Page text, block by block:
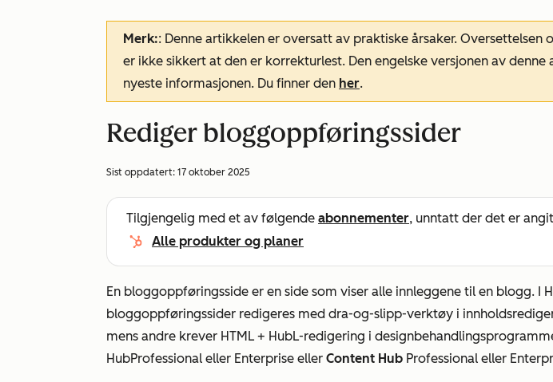
Merk:: Denne artikkelen er oversatt av praktiske årsaker.
er ikke sikkert at den er korrekturlest. Den engelske versjonen av
nyeste informasjonen. Du finner den her.
Rediger bloggoppføringssider
Sist oppdatert: 17 oktober 2025
Tilgjengelig med et av følgende abonnementer, unntatt der det er
Alle produkter og planer
En bloggoppføringsside er en side som viser alle innleggene til en blogg. I
bloggoppføringssider redigeres med dra-og-slipp-verktøy i
mens andre krever HTML + HubL-redigering i
HubProfessional eller Enterprise eller Content Hub Professional eller